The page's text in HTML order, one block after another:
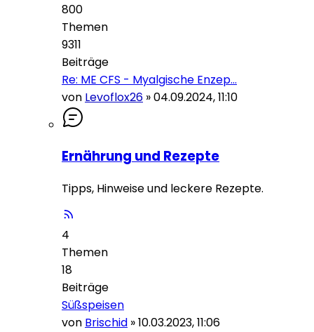
800
Themen
9311
Beiträge
Re: ME CFS - Myalgische Enzep…
von Levoflox26 »04.09.2024, 11:10
Ernährung und Rezepte
Tipps, Hinweise und leckere Rezepte.
4
Themen
18
Beiträge
Süßspeisen
von Brischid »10.03.2023, 11:06